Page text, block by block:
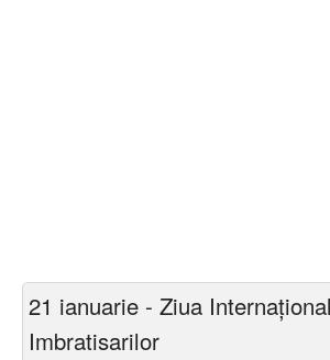
21 ianuarie - Ziua
Imbratisarilor